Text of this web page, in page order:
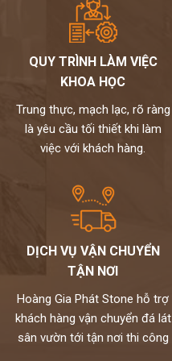
QUY TRÌNH LÀM VIỆC
KHOA HỌC
Trung thực, mạch lạc, rõ ràng
là yêu cầu tối thiết khi làm
việc với khách hàng.
DỊCH VỤ VẬN CHUYỂN
TẬN NƠI
Hoàng Gia Phát Stone hỗ trợ
khách hàng vận chuyển đá lát
sân vườn tới tận nơi thi công